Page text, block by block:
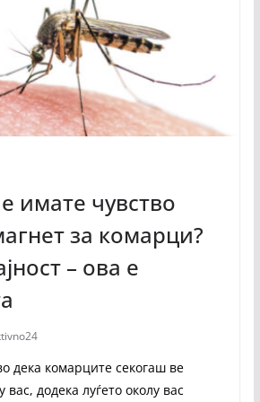
имате чувство
за комарци?
– ова е
дека комарците секогаш ве
вас, додека луѓето околу вас